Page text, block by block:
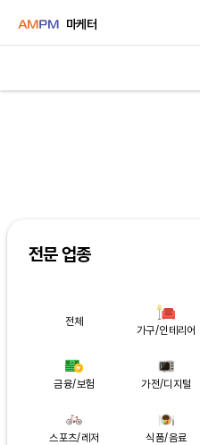
마케터
전문 업종
전체
가구/인테리어
금융/보험 가전/디지털
스포츠/레저 식품/음료